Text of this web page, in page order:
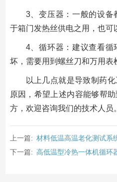
3、变压器：一般的设备
于箱门发热丝供电之用，也可
4、循环器：建议查看循
坏，需要用到螺丝刀和万用表
以上几点就是导致制药
原因，希望上述内容能够帮
方，欢迎咨询我们的技术人员。
上一篇: 材料低温高温老化测试系
下一篇: 高低温型冷热一体机循环